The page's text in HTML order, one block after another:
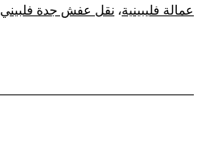
عمالة فليبينية، نقل عفش جدة فلبيني